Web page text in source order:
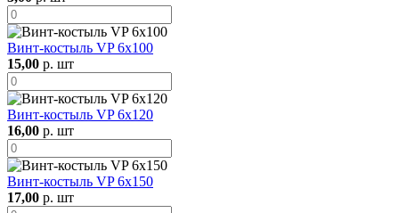
Винт-костыль VP 6х100
15,00 р. шт
Винт-костыль VP 6х120
16,00 р. шт
Винт-костыль VP 6х150
17,00 р. шт